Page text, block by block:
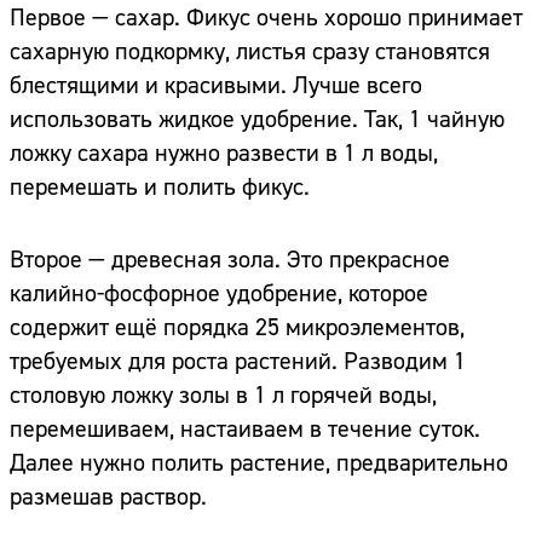
Первое — сахар. Фикус очень хорошо принимает
сахарную подкормку, листья сразу становятся
блестящими и красивыми. Лучше всего
использовать жидкое удобрение. Так, 1 чайную
ложку сахара нужно развести в 1 л воды,
перемешать и полить фикус.
Второе — древесная зола. Это прекрасное
калийно-фосфорное удобрение, которое
содержит ещё порядка 25 микроэлементов,
требуемых для роста растений. Разводим 1
столовую ложку золы в 1 л горячей воды,
перемешиваем, настаиваем в течение суток.
Далее нужно полить растение, предварительно
размешав раствор.